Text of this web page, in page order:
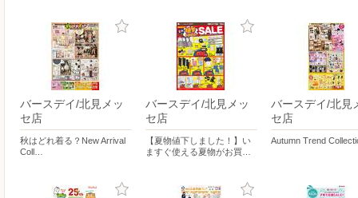
バースデイ/北見メッ
セ店
秋はどれ着る？New Arrival
Coll…
バースデイ/北見メッ
セ店
【夏物値下しました！】い
ますぐ使える夏物がお買…
バースデイ/北見
セ店
Autumn Trend